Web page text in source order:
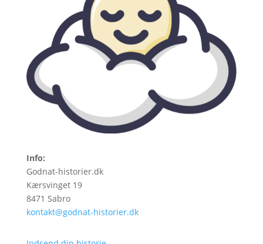
Info:
Godnat-historier.dk
Kærsvinget 19
8471 Sabro
kontakt@godnat-historier.dk